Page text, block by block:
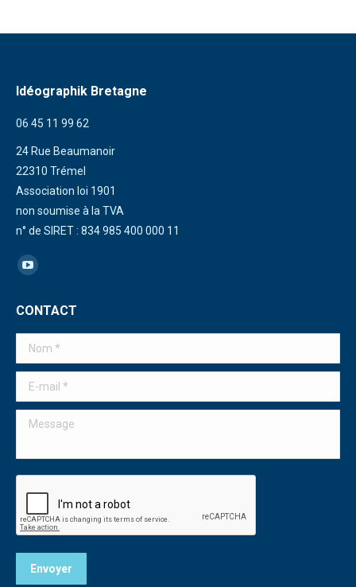
Idéographik Bretagne
06 45 11 99 62
24 Rue Beaumanoir
22310 Trémel
Association loi 1901
non soumise à la TVA
n° de SIRET : 834 985 400 000 11
Trouvez nous sur :
La
YouTube
s'ouvre
nouvelle
fenêtre
CONTACT
Nom *
E-mail *
Message
Envoyer